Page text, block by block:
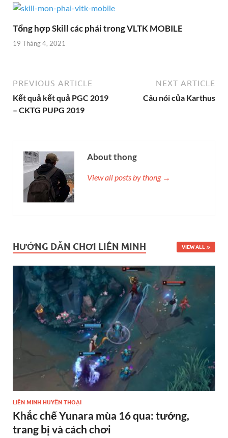
Tổng hợp Skill các phái trong VLTK MOBILE
19 Tháng 4, 2021
PREVIOUS ARTICLE
Kết quả kết quả PGC 2019
– CKTG PUPG 2019
NEXT ARTICLE
Câu nói của Karthus
About thong
View all posts by thong →
HƯỚNG DẪN CHƠI LIÊN MINH VIEW ALL
LIÊN MINH HUYỀN THOẠI
Khắc chế Yunara mùa 16 qua: tướng,
trang bị và cách chơi